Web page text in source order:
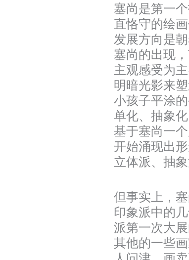
塞尚是第一
直恪守的绘
发展方向是
塞尚的出现
主观感受为
明暗光影来
小孩子平涂
单化、抽象
基于塞尚一
开始涌现出
立体派、抽
但事实上，
印象派中的
派第一次大
其他的一些